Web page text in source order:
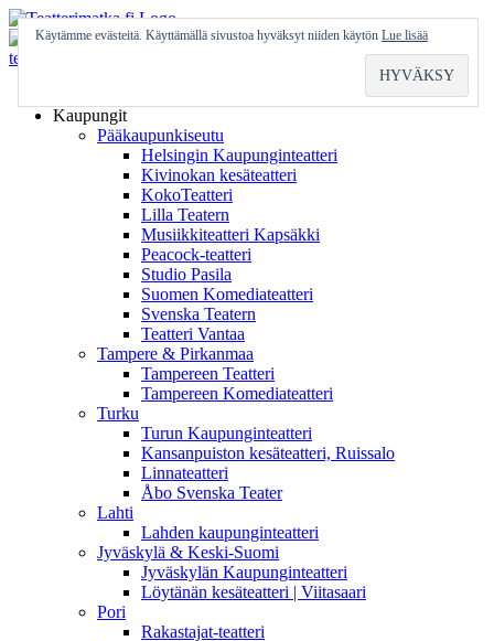
Skip
to
content
Kaupungit
Pääkaupunkiseutu
Helsingin Kaupunginteatteri
Kivinokan kesäteatteri
KokoTeatteri
Lilla Teatern
Musiikkiteatteri Kapsäkki
Peacock-teatteri
Studio Pasila
Suomen Komediateatteri
Svenska Teatern
Teatteri Vantaa
Tampere & Pirkanmaa
Tampereen Teatteri
Tampereen Komediateatteri
Turku
Turun Kaupunginteatteri
Kansanpuiston kesäteatteri, Ruissalo
Linnateatteri
Åbo Svenska Teater
Lahti
Lahden kaupunginteatteri
Jyväskylä & Keski-Suomi
Jyväskylän Kaupunginteatteri
Löytänän kesäteatteri | Viitasaari
Pori
Rakastajat-teatteri
Käytämme evästeitä. Käyttämällä sivustoa hyväksyt niiden käytön Lue lisää